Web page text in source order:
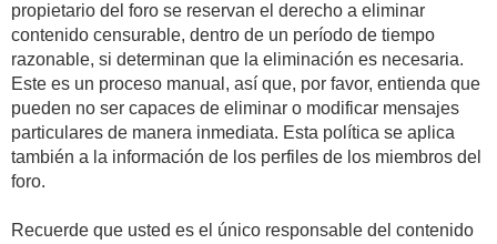
propietario del foro se reservan el derecho a eliminar
contenido censurable, dentro de un período de tiempo
razonable, si determinan que la eliminación es necesaria.
Este es un proceso manual, así que, por favor, entienda que
pueden no ser capaces de eliminar o modificar mensajes
particulares de manera inmediata. Esta política se aplica
también a la información de los perfiles de los miembros del
foro.
Recuerde que usted es el único responsable del contenido